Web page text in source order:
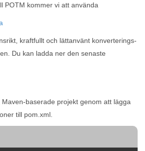
POTM kommer vi att använda
kraftfullt och lättanvänt konverterings-
Du kan ladda ner den senaste
baserade projekt genom att lägga
till pom.xml.